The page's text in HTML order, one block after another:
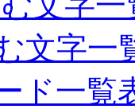
文字一
ド一覧